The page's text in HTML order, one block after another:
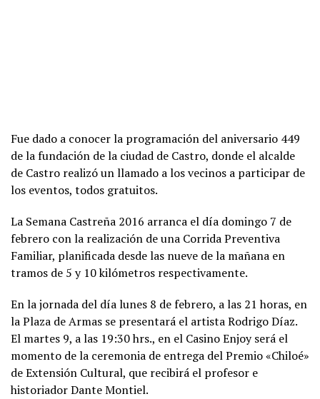
Fue dado a conocer la programación del aniversario 449
de la fundación de la ciudad de Castro, donde el alcalde
de Castro realizó un llamado a los vecinos a participar de
los eventos, todos gratuitos.
La Semana Castreña 2016 arranca el día domingo 7 de
febrero con la realización de una Corrida Preventiva
Familiar, planificada desde las nueve de la mañana en
tramos de 5 y 10 kilómetros respectivamente.
En la jornada del día lunes 8 de febrero, a las 21 horas, en
la Plaza de Armas se presentará el artista Rodrigo Díaz.
El martes 9, a las 19:30 hrs., en el Casino Enjoy será el
momento de la ceremonia de entrega del Premio «Chiloé»
de Extensión Cultural, que recibirá el profesor e
historiador Dante Montiel.